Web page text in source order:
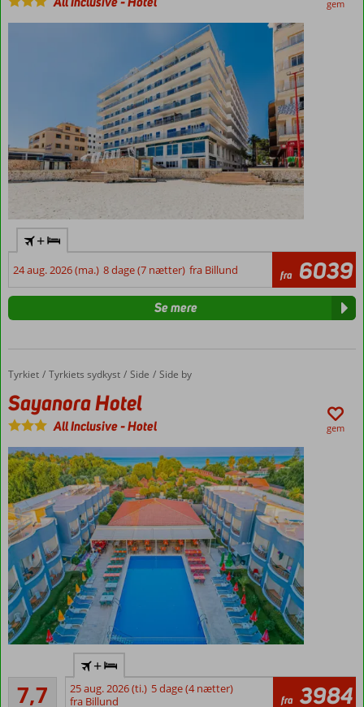
gem
+
24 aug. 2026 (ma.) 8 dage (7 nætter) fra Billund fra 6039
Se mere
Forside
Tyrkiet Tyrkiets sydkyst Side Side by
Sayanora Hotel
Sayanora Hotel
All Inclusive-Hotel gem
Populært
7,7
Godt
65
+
25 aug. 2026 (ti.) 5 dage (4 nætter)
fra Billund
fra 3984